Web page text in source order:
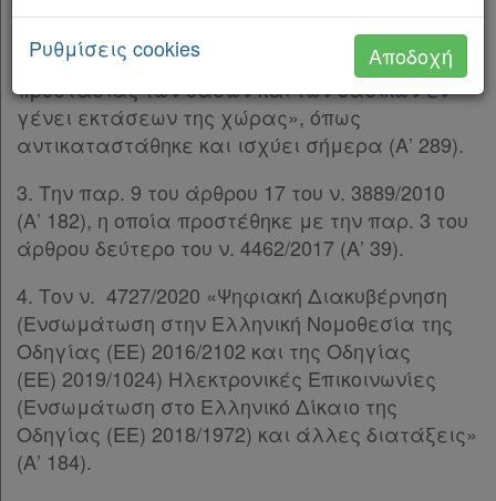
Συντάγματος της Ελλάδας.
2. Το άρθρο 44 του ν. 998/1979 «Περί
προστασίας των δασών και των δασικών εν
γένει εκτάσεων της χώρας», όπως
αντικαταστάθηκε και ισχύει σήμερα (Α’ 289).
3. Την παρ. 9 του άρθρου 17 του ν. 3889/2010
(Α’ 182), η οποία προστέθηκε με την παρ. 3 του
άρθρου δεύτερο του ν. 4462/2017 (Α’ 39).
4. Τον ν. 4727/2020 «Ψηφιακή Διακυβέρνηση
(Ενσωμάτωση στην Ελληνική Νομοθεσία της
Οδηγίας (ΕΕ) 2016/2102 και της Οδηγίας
(ΕΕ) 2019/1024) Ηλεκτρονικές Επικοινωνίες
(Ενσωμάτωση στο Ελληνικό Δίκαιο της
Οδηγίας (ΕΕ) 2018/1972) και άλλες διατάξεις»
(Α’ 184).
Ρυθμίσεις cookies Αποδοχή